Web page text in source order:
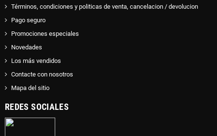
Términos, condiciones y politicas de venta, cancelacion / devolucion
Pago seguro
Promociones especiales
Novedades
Los más vendidos
Contacte con nosotros
Mapa del sitio
REDES SOCIALES